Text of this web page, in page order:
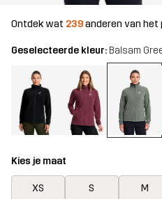
Ontdek wat 239anderen van het
Geselecteerde kleur: Balsam
Kies je maat
XS S M